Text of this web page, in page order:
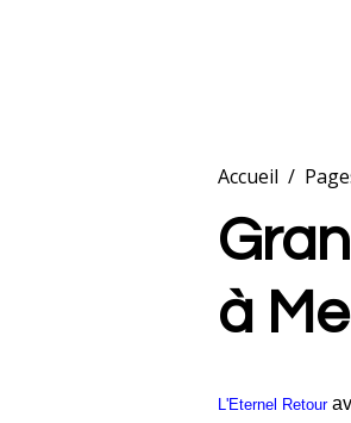
Accueil
à
L'Eternel Retour